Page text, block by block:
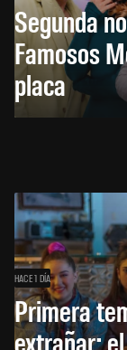
Segunda
Famosos
placa
HACE 1 DÍA
Primera
extrañar: